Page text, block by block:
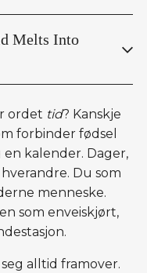
Melts Into
hvordan det er å
Hva kan denne boka
ordet tid? Kanskje
forbinder fødsel
en kalender. Dager,
Du som
menneske.
som enveiskjørt,
alltid framover.